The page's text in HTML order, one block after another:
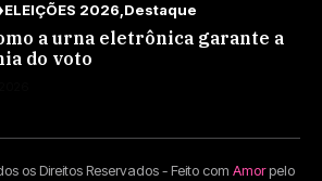
2026 Destaque
a urna eletrônica garante a
do voto
os Direitos Reservados - Feito com Amorpelo